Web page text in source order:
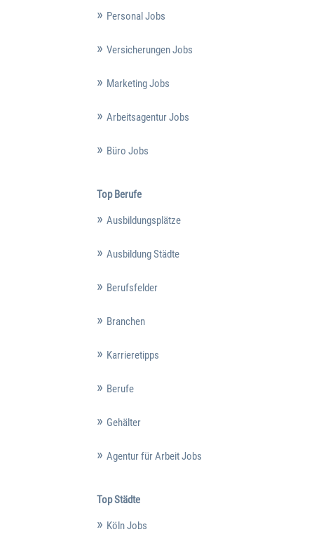
Personal Jobs
Versicherungen Jobs
Marketing Jobs
Arbeitsagentur Jobs
Büro Jobs
Top Berufe
Ausbildungsplätze
Ausbildung Städte
Berufsfelder
Branchen
Karrieretipps
Berufe
Gehälter
Agentur für Arbeit Jobs
Top Städte
Köln Jobs